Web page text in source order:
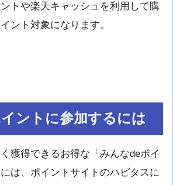
トや楽天キャッシュを利用して購
ント対象になります。
ントに参加するには
獲得できるお得な「みんなdeポイ
は、ポイントサイトのハピタスに